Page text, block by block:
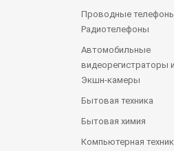
Проводные
Радиотелефоны
Автомобильные
видеорегистраторы и
Экшн-камеры
Бытовая техника
Бытовая химия
Компьютерная